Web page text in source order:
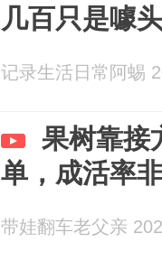
几百只是噱
记录生活日常阿蜴
果树靠接
单，成活率
带娃翻车老父亲